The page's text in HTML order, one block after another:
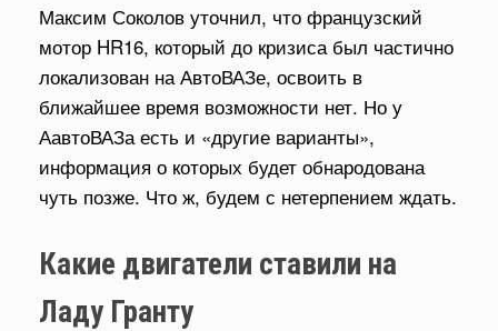
Максим Соколов уточнил, что французский
мотор HR16, который до кризиса был частично
локализован на АвтоВАЗе, освоить в
ближайшее время возможности нет. Но у
АавтоВАЗа есть и «другие варианты»,
информация о которых будет обнародована
чуть позже. Что ж, будем с нетерпением ждать.
Какие двигатели ставили на
Ладу Гранту